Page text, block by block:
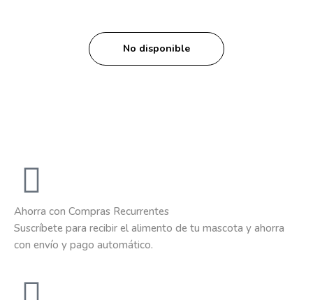
No disponible
Ahorra con Compras Recurrentes
Suscríbete para recibir el alimento de tu mascota y ahorra
con envío y pago automático.